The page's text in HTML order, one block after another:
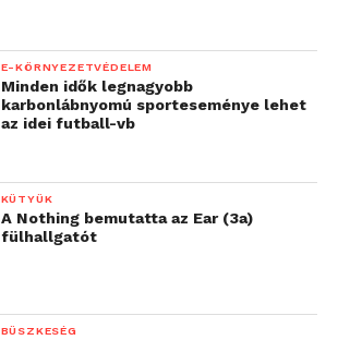
E-KÖRNYEZETVÉDELEM
Minden idők legnagyobb
karbonlábnyomú sporteseménye lehet
az idei futball-vb
KÜTYÜK
A Nothing bemutatta az Ear (3a)
fülhallgatót
BÜSZKESÉG